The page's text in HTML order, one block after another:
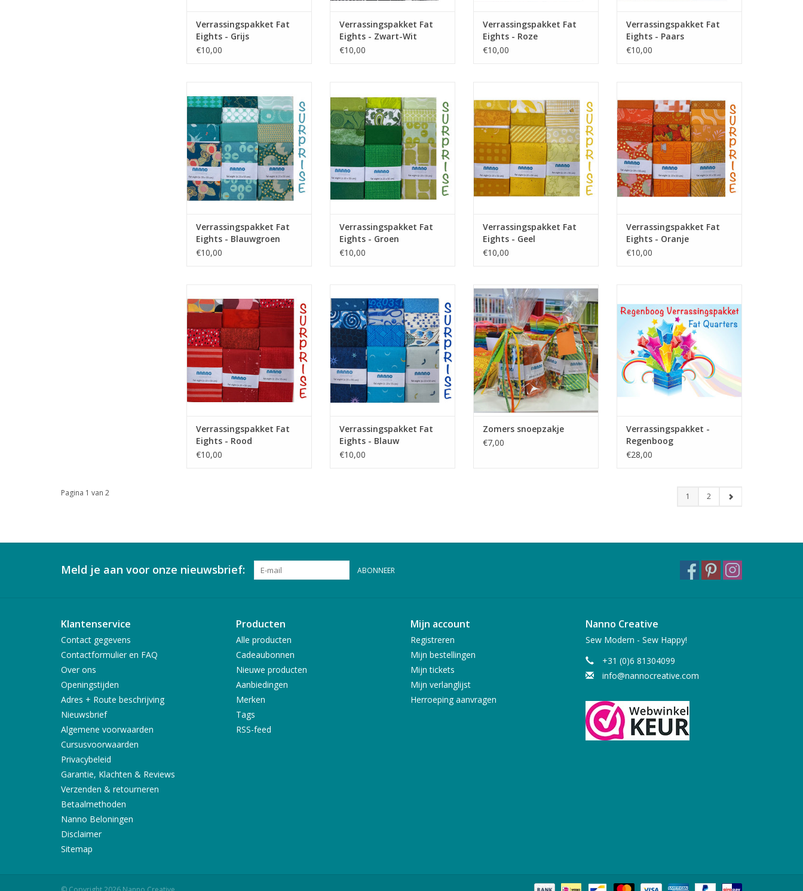
Verrassingspakket Fat
Eights - Grijs
€10,00
Verrassingspakket Fat
Eights - Zwart-Wit
€10,00
Verrassingspakket Fat
Eights - Roze
€10,00
Verrassingspakket Fat
Eights - Paars
€10,00
eights
TOEVOEGEN AAN WINKELWAGEN
Verrassingspakket Fat
Eights - Blauwgroen
€10,00
TOEVOEGEN AAN WINKELWAGEN
Verrassingspakket Fat
Eights - Groen
€10,00
TOEVOEGEN AAN WINKELWAGEN
Verrassingspakket Fat
Eights - Geel
€10,00
TOEVOEGEN AAN WINKELWAGEN
Verrassingspakket Fat
Eights - Oranje
€10,00
TOEVOEGEN AAN WINKELWAGEN
Verrassingspakket Fat
Eights - Rood
€10,00
TOEVOEGEN AAN WINKELWAGEN
Verrassingspakket Fat
Eights - Blauw
€10,00
zakje met 5 zomerse quilt
snoepjes
TOEVOEGEN AAN WINKELWAGEN
Zomers snoepzakje
€7,00
TOEVOEGEN AAN WINKELWAGEN
Verrassingspakket -
Regenboog
€28,00
Pagina 1 van 2 1 2
Meld je aan voor onze nieuwsbrief: ABONNEER
Klantenservice
Contact gegevens
Contactformulier en FAQ
Over ons
Openingstijden
Adres + Route beschrijving
Nieuwsbrief
Algemene voorwaarden
Cursusvoorwaarden
Privacybeleid
Garantie, Klachten & Reviews
Verzenden & retourneren
Betaalmethoden
Nanno Beloningen
Disclaimer
Sitemap
Producten
Alle producten
Cadeaubonnen
Nieuwe producten
Aanbiedingen
Merken
Tags
RSS-feed
Mijn account
Registreren
Mijn bestellingen
Mijn tickets
Mijn verlanglijst
Herroeping aanvragen
Nanno Creative
Sew Modern - Sew Happy!
+31 (0)6 81304099
info@nannocreative.com